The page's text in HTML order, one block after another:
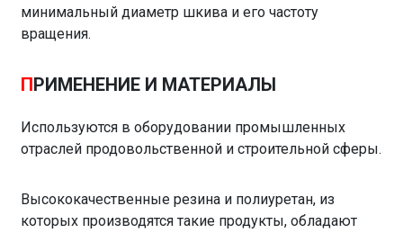
минимальный диаметр шкива и его частоту
вращения.
ПРИМЕНЕНИЕ И МАТЕРИАЛЫ
Используются в оборудовании промышленных
отраслей продовольственной и строительной сферы.
Высококачественные резина и полиуретан, из
которых производятся такие продукты, обладают